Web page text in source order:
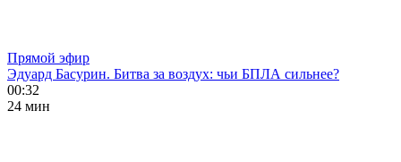
Прямой эфир
Эдуард Басурин. Битва за воздух: чьи БПЛА сильнее?
00:32
24 мин